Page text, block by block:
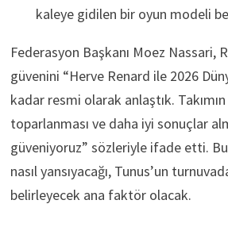
kaleye gidilen bir oyun modeli
Federasyon Başkanı Moez Nassari,
güvenini “Herve Renard ile 2026
kadar resmi olarak anlaştık.
toparlanması ve daha iyi sonuçlar
güveniyoruz” sözleriyle ifade etti.
nasıl yansıyacağı, Tunus’un
belirleyecek ana faktör olacak.